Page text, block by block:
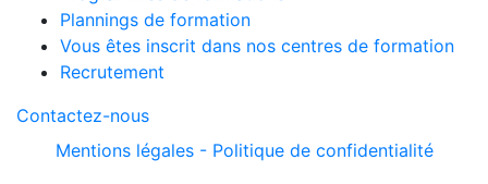
Plannings de formation
Vous êtes inscrit dans nos centres de formation
Recrutement
Contactez-nous
Mentions légales - Politique de confidentialité